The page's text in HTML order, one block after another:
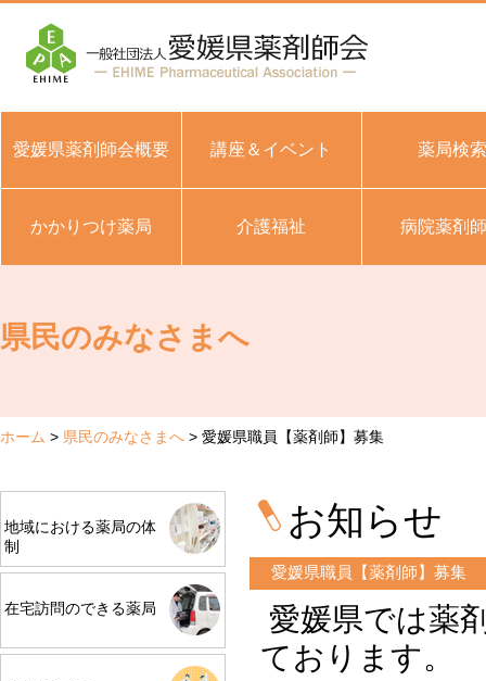
愛媛県薬剤師会概要 講座＆イベント 薬局検索
かかりつけ薬局 介護福祉 病院薬剤
県民のみなさまへ
ホーム 県民のみなさまへ 愛媛県職員【薬剤師】募集
地域における薬局の体
制
在宅訪問のできる薬局
お知らせ
愛媛県職員【薬剤師】募集
愛媛県では薬
ております。